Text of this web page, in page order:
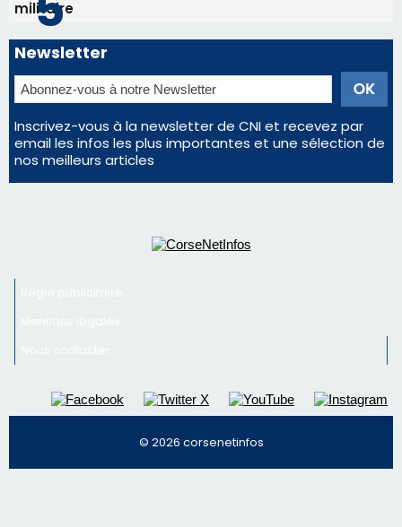
Régie publicitaire
Nous contacter
© 2026 corsenetinfos